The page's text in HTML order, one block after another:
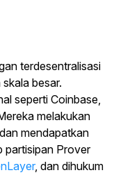
terdesentralisasi
besar.
seperti Coinbase,
melakukan
mendapatkan
partisipan Prover
, dan dihukum